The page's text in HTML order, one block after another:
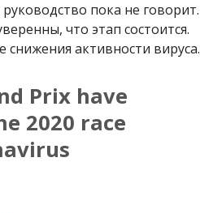
пока не говорит.
что этап состоится.
активности вируса.
Prix have
2020 race